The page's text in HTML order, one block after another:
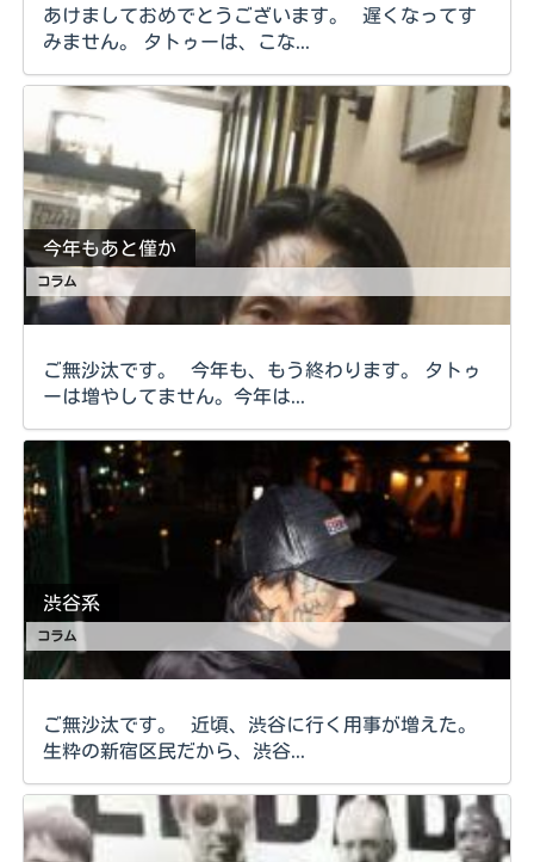
あけましておめでとうございます。 遅くなってす
みません。 タトゥーは、こな...
今年もあと僅か
コラム
ご無沙汰です。 今年も、もう終わります。 タトゥ
ーは増やしてません。今年は...
渋谷系
コラム
ご無沙汰です。 近頃、渋谷に行く用事が増えた。
生粋の新宿区民だから、渋谷...